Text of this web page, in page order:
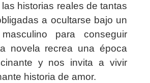
historias reales de tantas
a ocultarse bajo un
para conseguir
novela recrea una época
y nos invita a vivir
historia de amor.